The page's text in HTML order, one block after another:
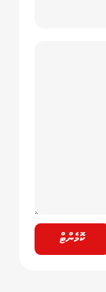
ކޮމެންޓް